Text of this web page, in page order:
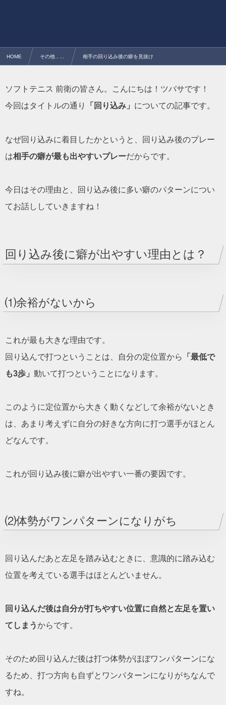
HOME その他 , … 相手の回り込み後の癖を見抜け
ソフトテニス 前衛の皆さん。こんにちは！ツバサです！
今回はタイトルの通り
「回り込み」 についての記事です。
なぜ回り込みに着目したかというと、回り込み後のプレー
は相手の癖が最も出やすいプレーだからです。
今日はその理由と、回り込み後に多い癖のパターンについ
てお話ししていきますね！
回り込み後に癖が出やすい理由とは？
⑴余裕がないから
これが最も大きな理由です。
回り込んで打つということは、自分の定位置から
「最低で
も3歩」 動いて打つということになります。
このように定位置から大きく動くなどして余裕がないとき
は、あまり考えずに自分の好きな方向に打つ選手がほとん
どなんです。
これが回り込み後に癖が出やすい一番の要因です。
⑵体勢がワンパターンになりがち
回り込んだあと左足を踏み込むときに、意識的に踏み込む
位置を考えている選手はほとんどいません。
回り込んだ後は自分が打ちやすい位置に自然と左足を置い
てしまうからです。
そのため回り込んだ後は打つ体勢がほぼワンパターンにな
るため、打つ方向も自ずとワンパターンになりがちなんで
すね。